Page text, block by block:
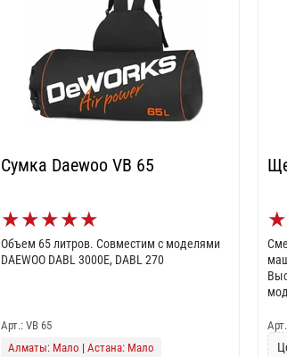
Сумка Daewoo VB 65
★★★★★
Объем 65 литров. Совместим с моделями
DAEWOO DABL 3000E, DABL 270
Арт.: VB 65
Алматы: Мало | Астана: Мало
★